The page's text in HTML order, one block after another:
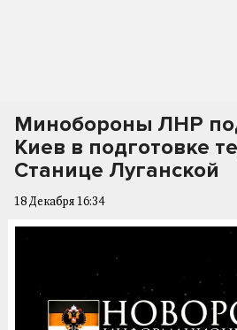
Минобороны ЛНР
Киев в подготовке
Станице Луганской
18 Декабря 16:34